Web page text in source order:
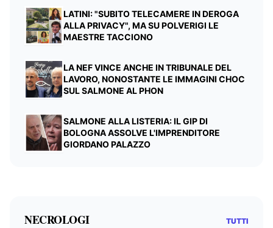
LATINI: "SUBITO TELECAMERE IN DEROGA
ALLA PRIVACY", MA SU POLVERIGI LE
MAESTRE TACCIONO
LA NEF VINCE ANCHE IN TRIBUNALE DEL
LAVORO, NONOSTANTE LE IMMAGINI CHOC
SUL SALMONE AL PHON
SALMONE ALLA LISTERIA: IL GIP DI
BOLOGNA ASSOLVE L'IMPRENDITORE
GIORDANO PALAZZO
NECROLOGI TUTTI